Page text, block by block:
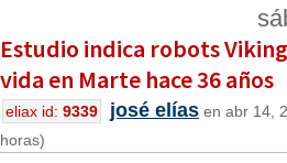
Estudio indica robots
vida en Marte hace 36 años
eliax id: 9339 josé elías en abr 14,
horas)